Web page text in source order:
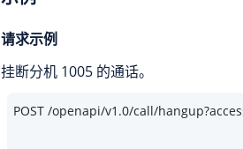
请求示例
挂断分机 1005 的通话。
POST /openapi/v1.0/call/